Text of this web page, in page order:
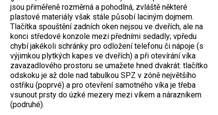
jsou přiměřeně rozměrná a pohodlná, zvláště některé
plastové materiály však stále působí laciným dojmem.
Tlačítka spouštění zadních oken nejsou ve dveřích, ale na
konci středové konzole mezi předními sedadly; vpředu
chybí jakékoli schránky pro odložení telefonu či nápoje (s
výjimkou plytkých kapes ve dveřích) a při otevírání víka
zavazadlového prostoru se umažete hned dvakrát: tlačítko
odskoku je až dole nad tabulkou SPZ v zóně největšího
ostřiku (poprvé) a pro otevření samotného víka je třeba
vsunout prsty do úzké mezery mezi víkem a nárazníkem
(podruhé).